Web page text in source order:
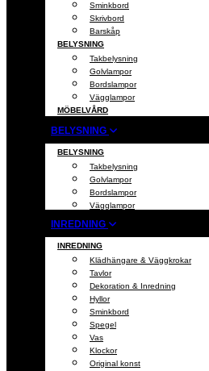
Sminkbord
Skrivbord
Barskåp
BELYSNING
Takbelysning
Golvlampor
Bordslampor
Vägglampor
MÖBELVÅRD
BELYSNING
BELYSNING
Takbelysning
Golvlampor
Bordslampor
Vägglampor
INREDNING
INREDNING
Klädhängare & Väggkrokar
Tavlor
Dekoration & Inredning
Hyllor
Sminkbord
Spegel
Vas
Klockor
Original konst